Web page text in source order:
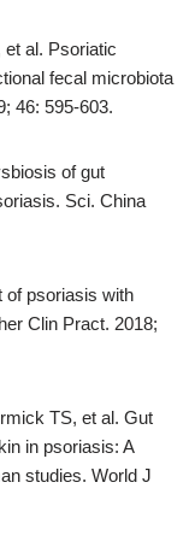
al. Psoriatic
fecal microbiota
46: 595-603.
of gut
Sci. China
psoriasis with
Clin Pract. 2018;
TS, et al. Gut
in psoriasis: A
studies. World J